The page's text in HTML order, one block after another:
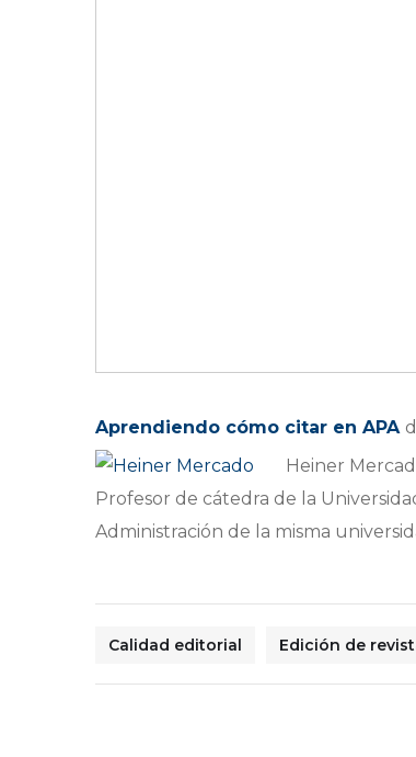
Aprendiendo cómo citar en APA
Heiner
Profesor de cátedra de la
Administración de la misma
Calidad editorial Edición de